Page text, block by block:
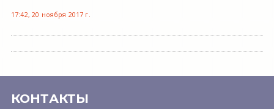
17:42, 20 ноября 2017 г.
КОНТАКТЫ